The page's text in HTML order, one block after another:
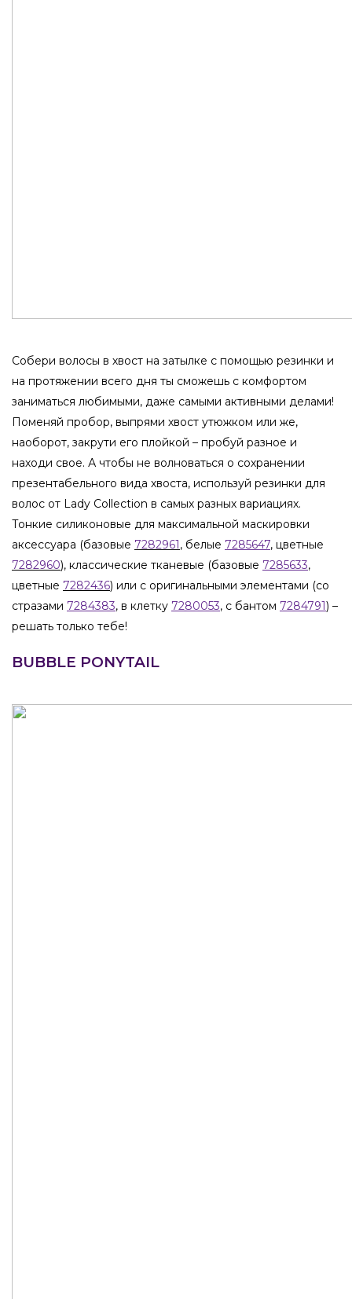
Собери волосы в хвост на затылке с помощью резинки и
на протяжении всего дня ты сможешь с комфортом
заниматься любимыми, даже самыми активными делами!
Поменяй пробор, выпрями хвост утюжком или же,
наоборот, закрути его плойкой – пробуй разное и
находи свое. А чтобы не волноваться о сохранении
презентабельного вида хвоста, используй резинки для
волос от Lady Collection в самых разных вариациях.
Тонкие силиконовые для максимальной маскировки
аксессуара (базовые 7282961, белые 7285647, цветные
7282960), классические тканевые (базовые 7285633,
цветные 7282436) или с оригинальными элементами (со
стразами 7284383, в клетку 7280053, с бантом 7284791) –
решать только тебе!
BUBBLE PONYTAIL